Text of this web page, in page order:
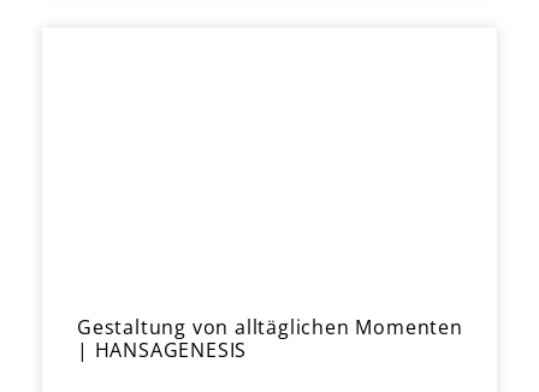
Gestaltung von alltäglichen Momenten
| HANSAGENESIS